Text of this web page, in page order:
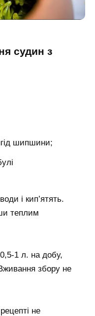
судин з
шипшини;
і кип’ятять.
теплим
1 л. на добу,
збору не
не